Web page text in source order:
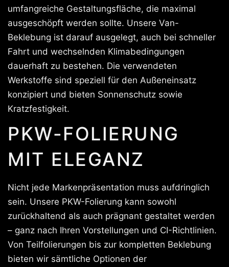
umfangreiche Gestaltungsfläche, die maximal
ausgeschöpft werden sollte. Unsere Van-
Beklebung ist darauf ausgelegt, auch bei schneller
Fahrt und wechselnden Klimabedingungen
dauerhaft zu bestehen. Die verwendeten
Werkstoffe sind speziell für den Außeneinsatz
konzipiert und bieten Sonnenschutz sowie
Kratzfestigkeit.
PKW-FOLIERUNG
MIT ELEGANZ
Nicht jede Markenpräsentation muss aufdringlich
sein. Unsere PKW-Folierung kann sowohl
zurückhaltend als auch prägnant gestaltet werden
– ganz nach Ihren Vorstellungen und CI-Richtlinien.
Von Teilfolierungen bis zur kompletten Beklebung
bieten wir sämtliche Optionen der